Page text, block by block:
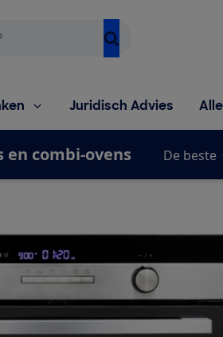
Juridisch Advies
combi-ovens De beste